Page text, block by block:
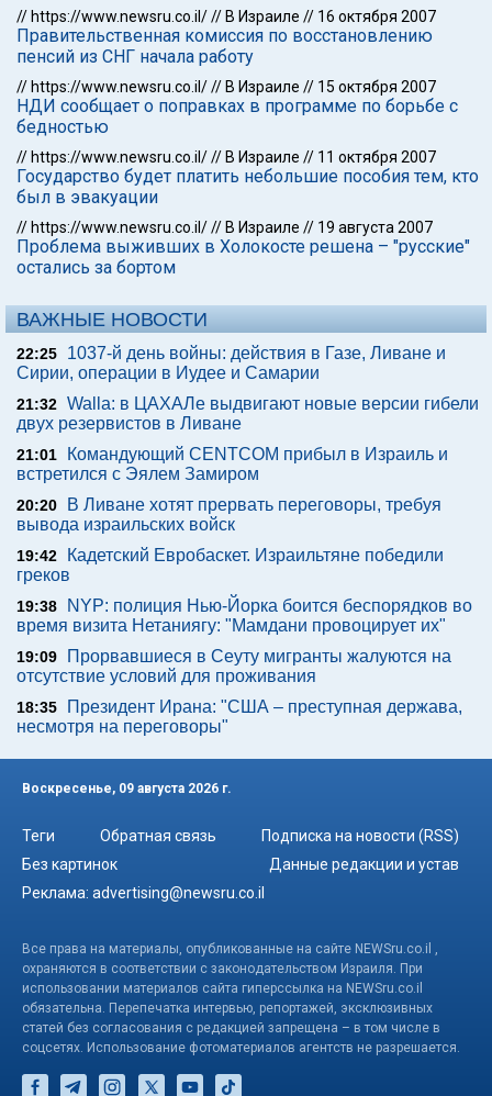
// https://www.newsru.co.il/// В Израиле // 16 октября 2007
Правительственная комиссия по восстановлению
пенсий из СНГ начала работу
// https://www.newsru.co.il/// В Израиле // 15 октября 2007
НДИ сообщает о поправках в программе по борьбе с
бедностью
// https://www.newsru.co.il/// В Израиле // 11 октября 2007
Государство будет платить небольшие пособия тем, кто
был в эвакуации
// https://www.newsru.co.il/// В Израиле // 19 августа 2007
Проблема выживших в Холокосте решена – "русские"
остались за бортом
ВАЖНЫЕ НОВОСТИ
22:25
1037-й день войны: действия в Газе, Ливане и
Сирии, операции в Иудее и Самарии
21:32 Walla: в ЦАХАЛе выдвигают новые версии гибели
двух резервистов в Ливане
21:01
Командующий CENTCOM прибыл в Израиль и
встретился с Эялем Замиром
20:20
В Ливане хотят прервать переговоры, требуя
вывода израильских войск
19:42
Кадетский Евробаскет. Израильтяне победили
греков
19:38
NYP: полиция Нью-Йорка боится беспорядков во
время визита Нетаниягу: "Мамдани провоцирует их"
19:09
Прорвавшиеся в Сеуту мигранты жалуются на
отсутствие условий для проживания
18:35
Президент Ирана: "США – преступная держава,
несмотря на переговоры"
Воскресенье, 09 августа 2026 г.
Теги Обратная связь
Подписка на новости (RSS)
Без картинок
Данные редакции и устав
Реклама: advertising@newsru.co.il
Все права на материалы, опубликованные на сайте NEWSru.co.il ,
охраняются в соответствии с законодательством Израиля. При
использовании материалов сайта гиперссылка на NEWSru.co.il
обязательна. Перепечатка интервью, репортажей, эксклюзивных
статей без согласования с редакцией запрещена – в том числе в
соцсетях. Использование фотоматериалов агентств не разрешается.